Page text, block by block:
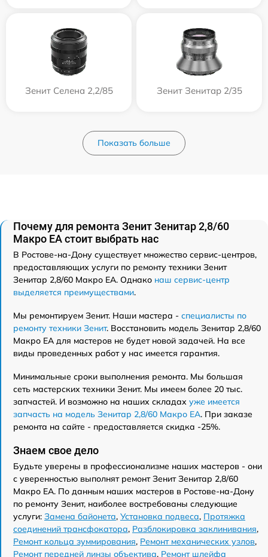
Зенит Селена 2,2/85 Зенит Зенитар 2/35
Показать больше
Почему для ремонта Зенит Зенитар 2,8/60
Макро ЕА стоит выбрать нас
В Ростове-на-Дону существует множество сервис-центров,
предоставляющих услуги по ремонту техники Зенит
Зенитар 2,8/60 Макро ЕА. Однако наш сервис-центр
выделяется преимуществами.
Мы ремонтируем Зенит. Наши мастера - специалисты по
ремонту техники Зенит. Восстановить модель Зенитар 2,8/60
Макро ЕА для мастеров не будет новой задачей. На все
виды проведенных работ у нас имеется гарантия.
Минимальные сроки выполнения ремонта. Мы большая
сеть мастерских техники Зенит. Мы имеем более 20 тыс.
запчастей. И возможно на наших складах уже имеется
запчасть на модель Зенитар 2,8/60 Макро ЕА. При заказе
ремонта на сайте - предоставляется скидка -25%.
Знаем свое дело
Будьте уверены в профессионализме наших мастеров - они
с уверенностью выполнят ремонт Зенит Зенитар 2,8/60
Макро ЕА. По данным наших мастеров в Ростове-на-Дону
по ремонту Зенит, наиболее востребованы следующие
услуги: Замена байонета, Установка подвеса, Протяжка
соединений трансфокатора, Разблокировка заклинивания,
Ремонт кольца зуммирования, Ремонт механических узлов,
Ремонт передней линзы объектива, Ремонт шлейфа